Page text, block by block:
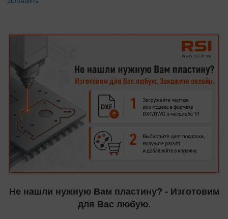
Не нашли нужную Вам пластину? - Изготовим
для Вас любую.